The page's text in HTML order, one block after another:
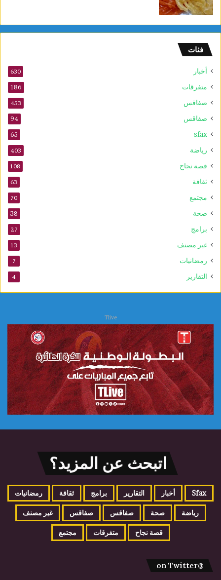
فئات
أخبار 630
متفرقات 186
صفاقس 453
صفاقس 94
sfax
65
رياضة 403
قصة نجاح 108
ثقافة 63
مجتمع 70
صحة 38
برامج 27
غير مصنف 13
رمضانيات 7
التقارير 4
Tlive
اتبحث عن المزيد؟
Sfax أخبار التقارير برامج ثقافة رمضانيات
رياضة صحة صفاقس صفاقس غير مصنف
قصة نجاح متفرقات مجتمع
@on Twitter